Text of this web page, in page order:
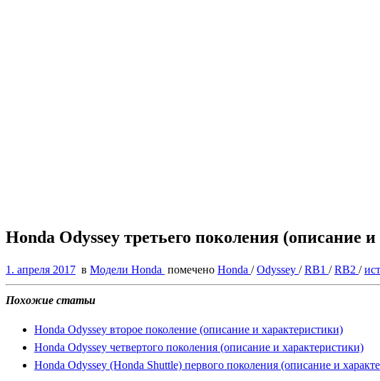
Honda Odyssey третьего поколения (описание
1. апреля 2017 в Модели Honda помечено Honda /Odyssey /RB1 /RB2 /
Похожие статьи
Honda Odyssey второе поколение (описание и характеристики)
Honda Odyssey четвертого поколения (описание и характеристики)
Honda Odyssey (Honda Shuttle) первого поколения (описание и